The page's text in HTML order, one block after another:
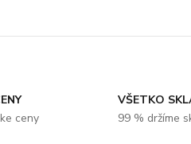
ceny
VŠETKO
99 % držíme